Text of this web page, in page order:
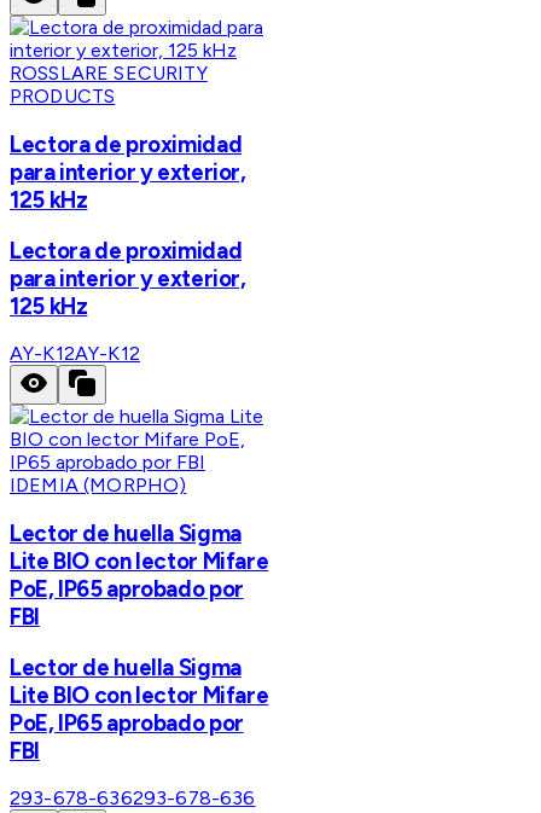
ROSSLARE SECURITY
PRODUCTS
Lectora de proximidad
para interior y exterior,
125 kHz
Lectora de proximidad
para interior y exterior,
125 kHz
AY-K12AY-K12
IDEMIA (MORPHO)
Lector de huella Sigma
Lite BIO con lector Mifare
PoE, IP65 aprobado por
FBI
Lector de huella Sigma
Lite BIO con lector Mifare
PoE, IP65 aprobado por
FBI
293-678-636293-678-636